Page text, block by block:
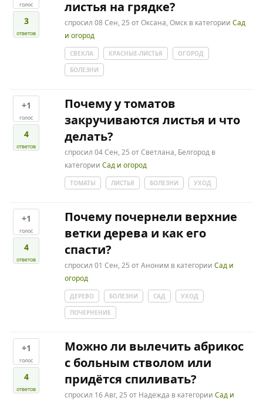
голос
3
ответов
листья на грядке?
спросил 08 Сен, 25 отОксана, Омск в категорииСад
и огород
СВЕКЛА КРАСНЫЕ-ЛИСТЬЯ
ОГОРОД
БОЛЕЗНИ
+1
голос
4
ответов
Почему у томатов
закручиваются листья и что
делать?
спросил 04 Сен, 25 отСветлана, Белгород в
категорииСад и огород
ТОМАТЫ ЛИСТЬЯ БОЛЕЗНИ УХОД
+1
голос
4
ответов
Почему почернели верхние
ветки дерева и как его
спасти?
спросил 01 Сен, 25 отАноним в категорииСад и
огород
ДЕРЕВО БОЛЕЗНИ САД
УХОД
ПОЧЕРНЕНИЕ
+1
голос
4
ответов
Можно ли вылечить абрикос
с больным стволом или
придётся спиливать?
спросил 16 Авг, 25 от Надежда в категорииСад и